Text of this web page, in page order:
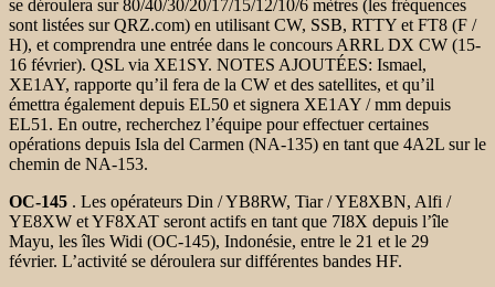
se déroulera sur 80/40/30/20/17/15/12/10/6 mètres (les fréquences
sont listées sur QRZ.com) en utilisant CW, SSB, RTTY et FT8 (F /
H), et comprendra une entrée dans le concours ARRL DX CW (15-
16 février). QSL via XE1SY. NOTES AJOUTÉES: Ismael,
XE1AY, rapporte qu’il fera de la CW et des satellites, et qu’il
émettra également depuis EL50 et signera XE1AY / mm depuis
EL51. En outre, recherchez l’équipe pour effectuer certaines
opérations depuis Isla del Carmen (NA-135) en tant que 4A2L sur le
chemin de NA-153.
OC-145 . Les opérateurs Din / YB8RW, Tiar / YE8XBN, Alfi /
YE8XW et YF8XAT seront actifs en tant que 7I8X depuis l’île
Mayu, les îles Widi (OC-145), Indonésie, entre le 21 et le 29
février. L’activité se déroulera sur différentes bandes HF.